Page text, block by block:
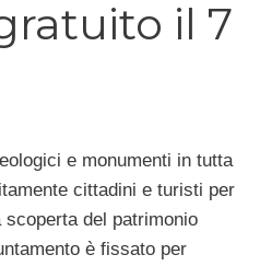
il 7
e monumenti in tutta
cittadini e turisti per
scoperta del patrimonio
è fissato per